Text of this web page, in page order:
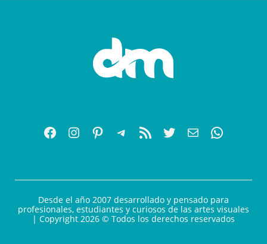
Desde el año 2007 desarrollado y pensado para
profesionales, estudiantes y curiosos de las artes visuales
| Copyright 2026 © Todos los derechos reservados